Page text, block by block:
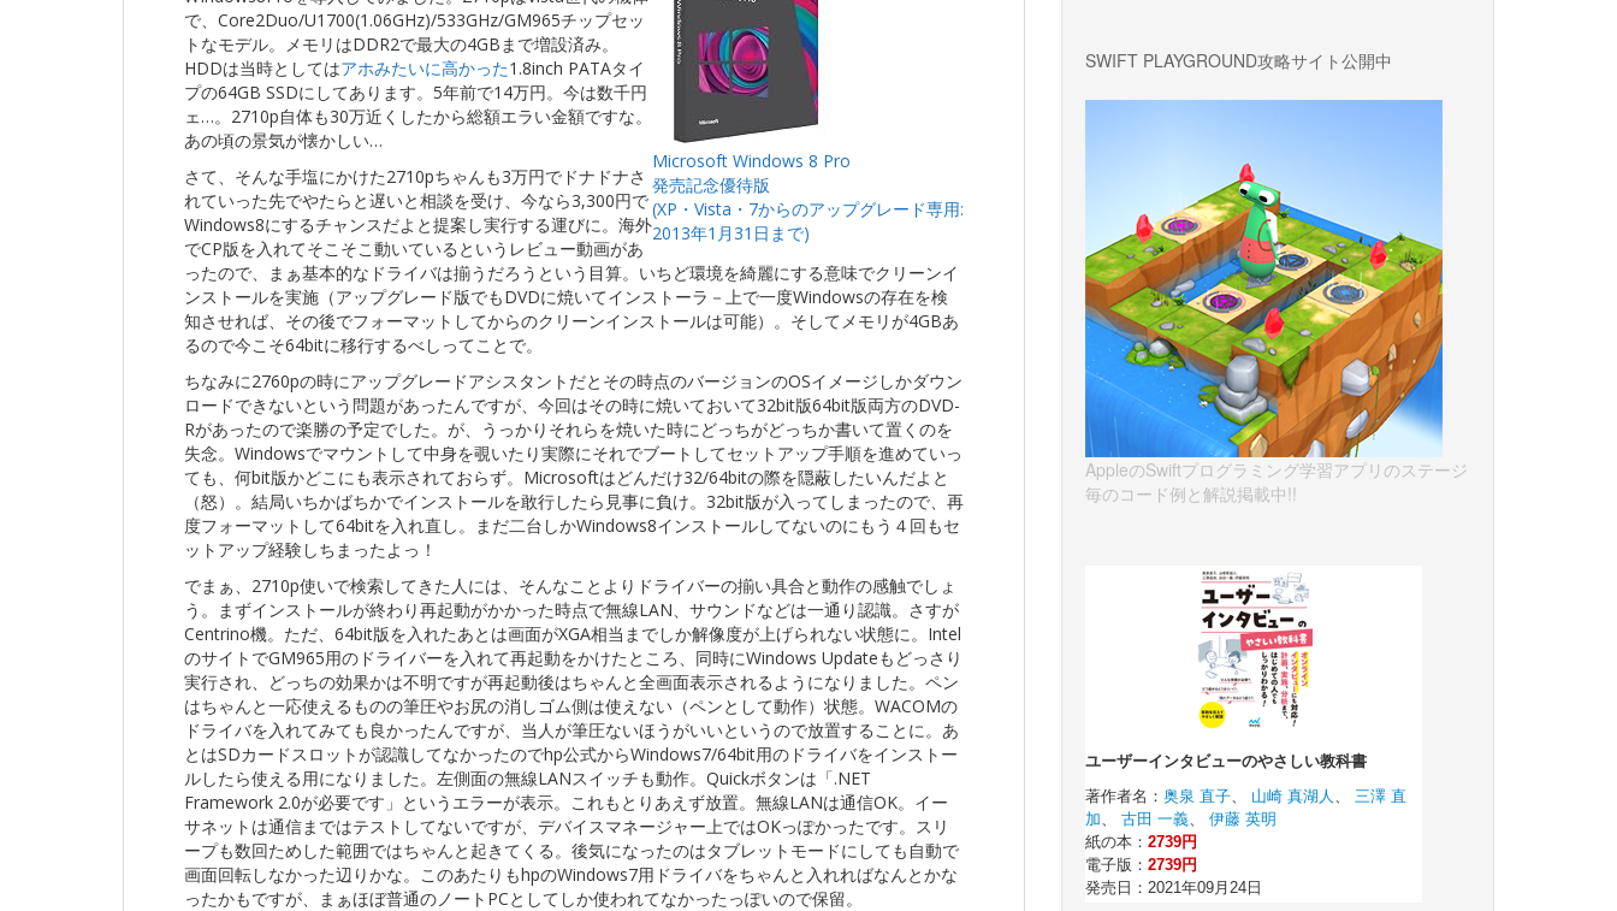
Microsoft Windows 8 Pro
発売記念優待版
(XP・Vista・7からのアップグレード専用:
2013年1月31日まで)
で、Core2Duo/U1700(1.06GHz)/533GHz/GM965チップセッ
トなモデル。メモリはDDR2で最大の4GBまで増設済み。
HDDは当時としてはアホみたいに高かった1.8inch PATAタイ
プの64GB SSDにしてあります。5年前で14万円。今は数千円
ェ…。2710p自体も30万近くしたから総額エラい金額ですな。
あの頃の景気が懐かしい…
さて、そんな手塩にかけた2710pちゃんも3万円でドナドナさ
れていった先でやたらと遅いと相談を受け、今なら3,300円で
Windows8にするチャンスだよと提案し実行する運びに。海外
でCP版を入れてそこそこ動いているというレビュー動画があ
ったので、まぁ基本的なドライバは揃うだろうという目算。いちど環境を綺麗にする意味でクリーンイ
ンストールを実施（アップグレード版でもDVDに焼いてインストーラ－上で一度Windowsの存在を検
知させれば、その後でフォーマットしてからのクリーンインストールは可能）。そしてメモリが4GBあ
るので今こそ64bitに移行するべしってことで。
ちなみに2760pの時にアップグレードアシスタントだとその時点のバージョンのOSイメージしかダウン
ロードできないという問題があったんですが、今回はその時に焼いておいて32bit版64bit版両方のDVD-
Rがあったので楽勝の予定でした。が、うっかりそれらを焼いた時にどっちがどっちか書いて置くのを
失念。Windowsでマウントして中身を覗いたり実際にそれでブートしてセットアップ手順を進めていっ
ても、何bit版かどこにも表示されておらず。Microsoftはどんだけ32/64bitの際を隠蔽したいんだよと
（怒）。結局いちかばちかでインストールを敢行したら見事に負け。32bit版が入ってしまったので、再
度フォーマットして64bitを入れ直し。まだ二台しかWindows8インストールしてないのにもう４回もセ
ットアップ経験しちまったよっ！
でまぁ、2710p使いで検索してきた人には、そんなことよりドライバーの揃い具合と動作の感触でしょ
う。まずインストールが終わり再起動がかかった時点で無線LAN、サウンドなどは一通り認識。さすが
Centrino機。ただ、64bit版を入れたあとは画面がXGA相当までしか解像度が上げられない状態に。Intel
のサイトでGM965用のドライバーを入れて再起動をかけたところ、同時にWindows Updateもどっさり
実行され、どっちの効果かは不明ですが再起動後はちゃんと全画面表示されるようになりました。ペン
はちゃんと一応使えるものの筆圧やお尻の消しゴム側は使えない（ペンとして動作）状態。WACOMの
ドライバを入れてみても良かったんですが、当人が筆圧ないほうがいいというので放置することに。あ
とはSDカードスロットが認識してなかったのでhp公式からWindows7/64bit用のドライバをインストー
ルしたら使える用になりました。左側面の無線LANスイッチも動作。Quickボタンは「.NET
Framework 2.0が必要です」というエラーが表示。これもとりあえず放置。無線LANは通信OK。イー
サネットは通信まではテストしてないですが、デバイスマネージャー上ではOKっぽかったです。スリ
ープも数回ためした範囲ではちゃんと起きてくる。後気になったのはタブレットモードにしても自動で
画面回転しなかった辺りかな。このあたりもhpのWindows7用ドライバをちゃんと入れればなんとかな
ったかもですが、まぁほぼ普通のノートPCとしてしか使われてなかったっぽいので保留。
SWIFT PLAYGROUND攻略サイト公開中
AppleのSwiftプログラミング学習アプリのステージ
毎のコード例と解説掲載中!!